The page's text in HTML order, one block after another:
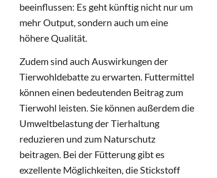
beeinflussen: Es geht künftig nicht nur um
mehr Output, sondern auch um eine
höhere Qualität.
Zudem sind auch Auswirkungen der
Tierwohldebatte zu erwarten. Futtermittel
können einen bedeutenden Beitrag zum
Tierwohl leisten. Sie können außerdem die
Umweltbelastung der Tierhaltung
reduzieren und zum Naturschutz
beitragen. Bei der Fütterung gibt es
exzellente Möglichkeiten, die Stickstoff